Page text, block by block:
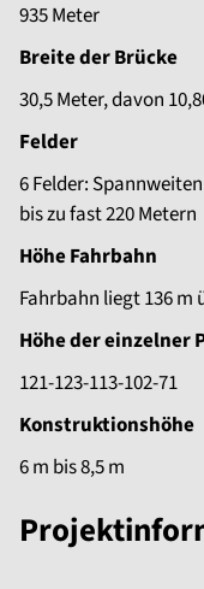
935 Meter
Breite der Brücke
30,5 Meter, davon
Felder
6 Felder:
bis zu fast 220 Metern
Höhe Fahrbahn
Fahrbahn liegt 136 m
Höhe der einzelner
121-123-113-102-71
Konstruktionshöhe
6 m bis 8,5 m